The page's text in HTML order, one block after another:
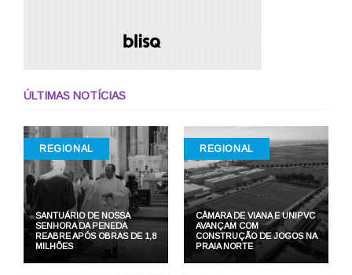
ÚLTIMAS NOTÍCIAS
REGIONAL
SANTUÁRIO DE NOSSA
SENHORA DA PENEDA
REABRE APÓS OBRAS DE 1,8
MILHÕES
REGIONAL
CÂMARA DE VIANA E UNIPVC
AVANÇAM COM
CONSTRUÇÃO DE JOGOS NA
PRAIA NORTE